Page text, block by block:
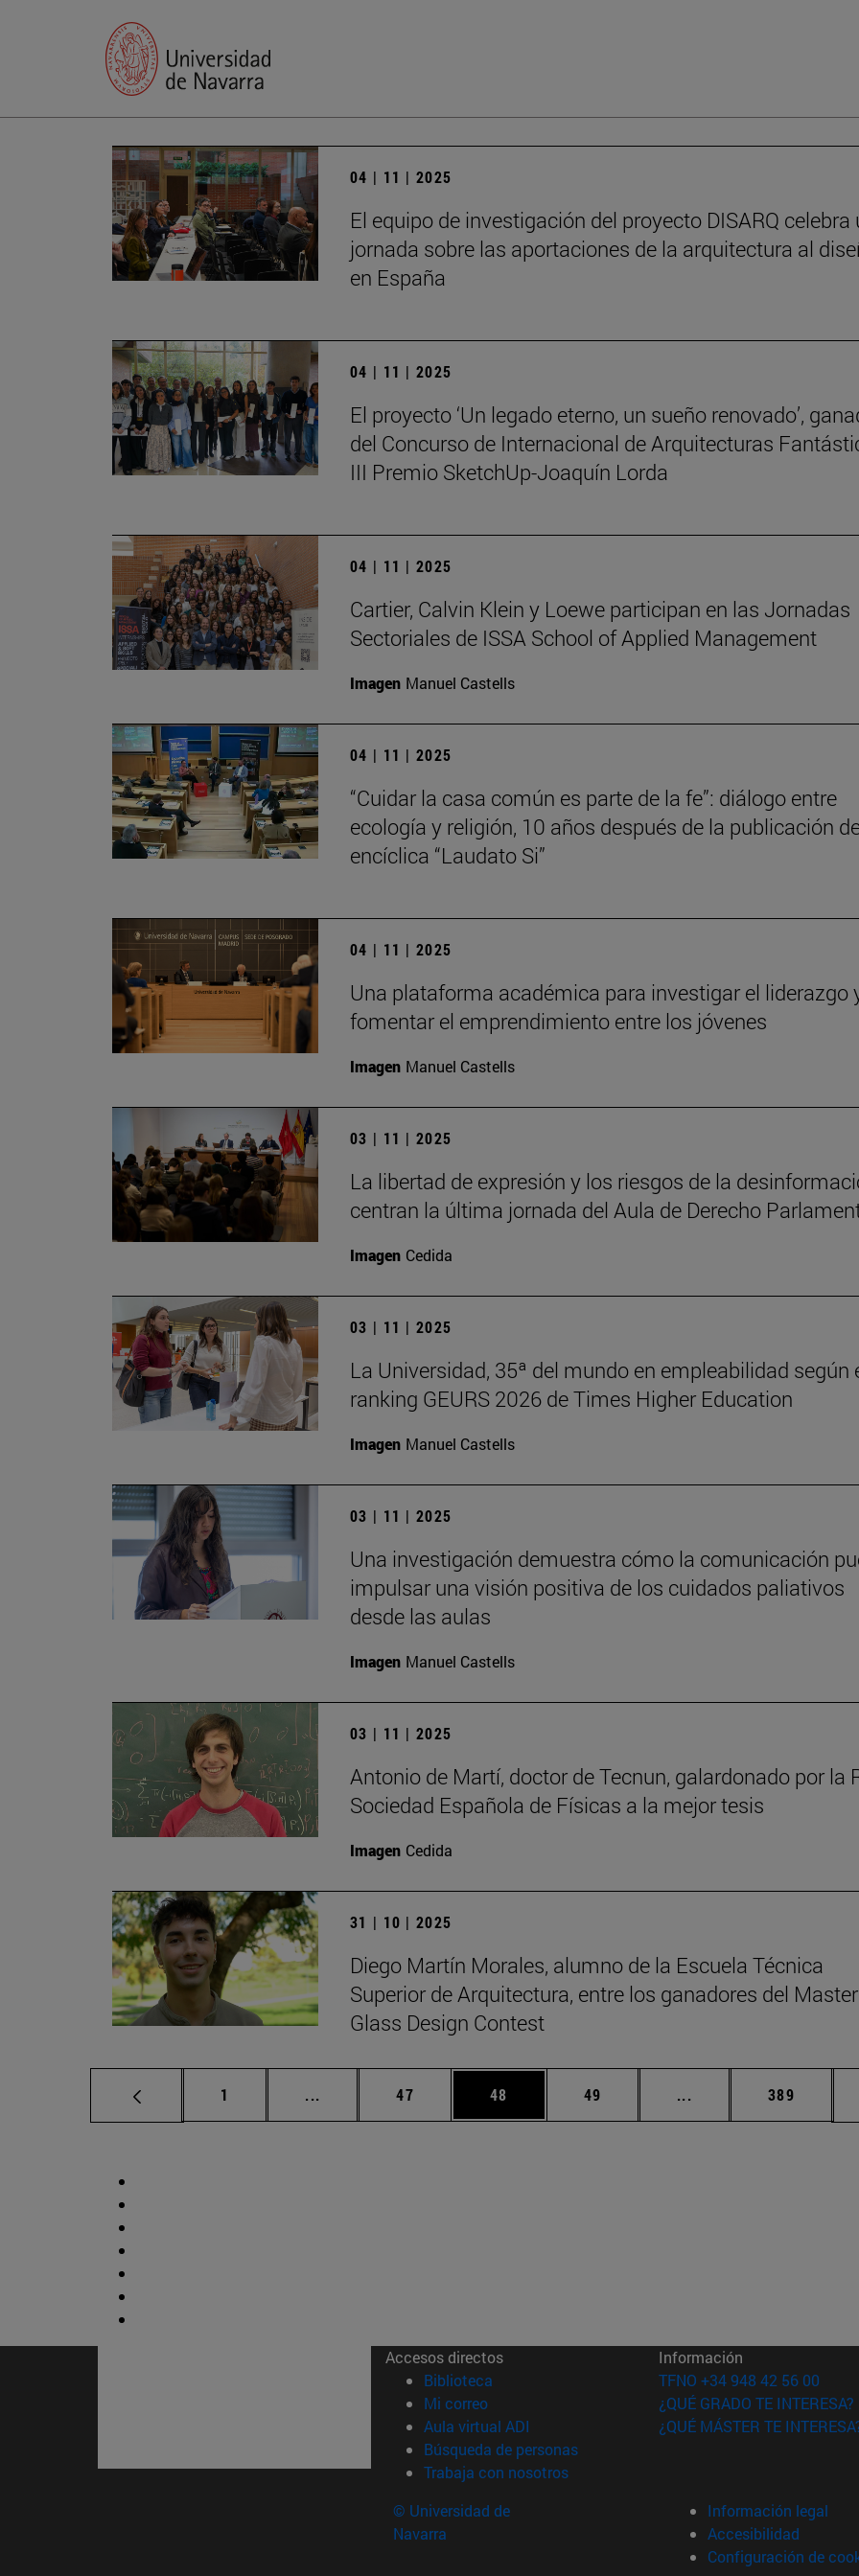
04 | 11 | 2025
El equipo de investigación del proyecto DISARQ celebra
jornada sobre las aportaciones de la arquitectura al
en España
04 | 11 | 2025
El proyecto ‘Un legado eterno, un sueño renovado’,
del Concurso de Internacional de Arquitecturas
III Premio SketchUp-Joaquín Lorda
04 | 11 | 2025
Cartier, Calvin Klein y Loewe participan en las Jornadas
Sectoriales de ISSA School of Applied Management
Imagen Manuel Castells
04 | 11 | 2025
“Cuidar la casa común es parte de la fe”: diálogo entre
ecología y religión, 10 años después de la publicación
encíclica “Laudato Si”
04 | 11 | 2025
Una plataforma académica para investigar el liderazgo
fomentar el emprendimiento entre los jóvenes
Imagen Manuel Castells
03 | 11 | 2025
La libertad de expresión y los riesgos de la
centran la última jornada del Aula de Derecho
Imagen Cedida
03 | 11 | 2025
La Universidad, 35ª del mundo en empleabilidad según
ranking GEURS 2026 de Times Higher Education
Imagen Manuel Castells
03 | 11 | 2025
Una investigación demuestra cómo la comunicación
impulsar una visión positiva de los cuidados paliativos
desde las aulas
Imagen Manuel Castells
03 | 11 | 2025
Antonio de Martí, doctor de Tecnun, galardonado por la
Sociedad Española de Físicas a la mejor tesis
Imagen Cedida
31 | 10 | 2025
Diego Martín Morales, alumno de la Escuela Técnica
Superior de Arquitectura, entre los ganadores del Master
Glass Design Contest
Página
1 ... Páginas intermedias Use TAB para desplazarse.
Página
47 Página
48 Página
49 ... Páginas intermedias
Página
389
Accesos directos
Biblioteca (abre en nueva ventana)
Mi correo(abre en nueva ventana)
Aula virtual ADI (abre en nueva ventana)
Búsqueda de personas(abre en nueva ventana)
Trabaja con nosotros(abre en nueva ventana)
Información
TFNO +34 948 42 56 00
¿QUÉ GRADO TE INTERESA?
¿QUÉ MÁSTER TE
© Universidad de
Navarra
Información legal
Accesibilidad
Configuración de